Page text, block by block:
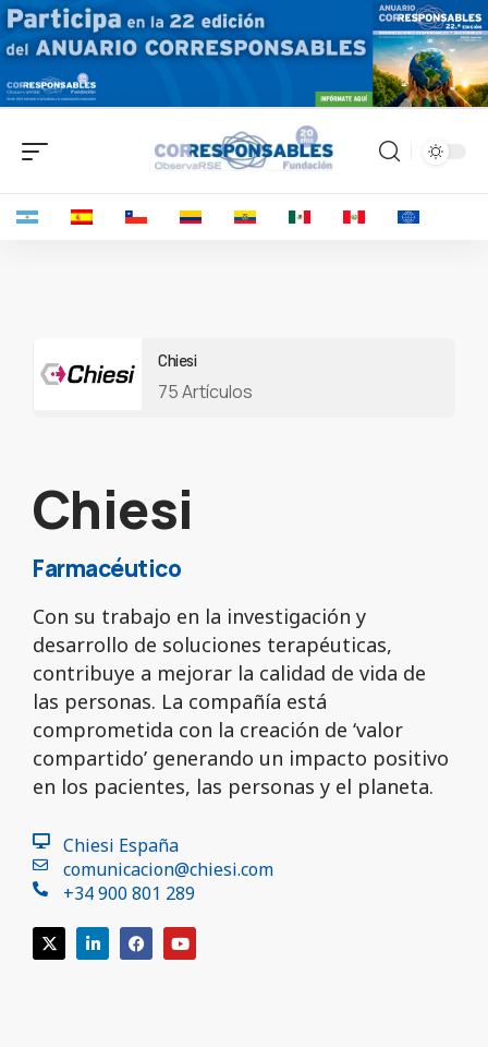
Chiesi
75 Artículos
Chiesi
Farmacéutico
Con su trabajo en la investigación y
desarrollo de soluciones terapéuticas,
contribuye a mejorar la calidad de vida de
las personas. La compañía está
comprometida con la creación de ‘valor
compartido’ generando un impacto positivo
en los pacientes, las personas y el planeta.
Chiesi España
comunicacion@chiesi.com
+34 900 801 289